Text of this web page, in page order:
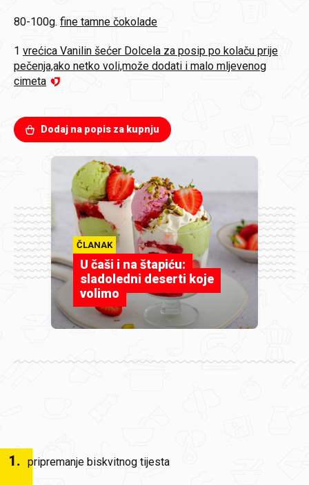
80-100g. fine tamne čokolade
1 vrećica Vanilin šećer Dolcela za posip po kolaču prije
pečenja,ako netko voli,može dodati i malo mljevenog
cimeta
Dodaj na popis za kupnju
ČLANAK
U čaši i na štapiću:
sladoledni deserti koje
volimo
1. pripremanje biskvitnog tijesta